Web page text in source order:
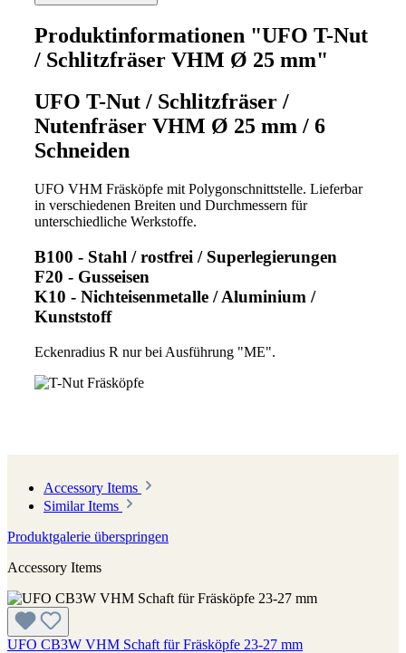
Produktinformationen "UFO T-Nut
/ Schlitzfräser VHM Ø 25 mm"
UFO T-Nut / Schlitzfräser /
Nutenfräser VHM Ø 25 mm / 6
Schneiden
UFO VHM Fräsköpfe mit Polygonschnittstelle. Lieferbar
in verschiedenen Breiten und Durchmessern für
unterschiedliche Werkstoffe.
B100 - Stahl / rostfrei / Superlegierungen
F20 - Gusseisen
K10 - Nichteisenmetalle / Aluminium /
Kunststoff
Eckenradius R nur bei Ausführung "ME".
Accessory Items
Similar Items
Produktgalerie überspringen
Accessory Items
UFO CB3W VHM Schaft für Fräsköpfe 23-27 mm